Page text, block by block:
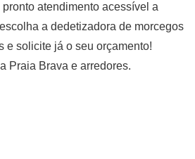
atendimento acessível a
a dedetizadora de morcegos
e solicite já o seu orçamento!
Praia Brava e arredores.